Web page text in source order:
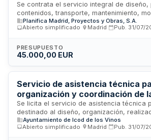
Comunidad de Madrid en la
Industrial Build 2026
Se contrata el servicio integral de diseño,
contenidos, transporte, mantenimiento,
del estand de la Comunidad de Madrid en
Industrial Build 2026, que tendrá lugar en
técnicos durante todas las fases del
planificación del diseño hasta la retirada
permanentemente.
Planifica Madrid, Proyectos y Obras, S.A.
Abierto simplificado
Madrid Pub. 31/07/
PRESUPUESTO
45.000,00 EUR
Servicio de asistencia técnica
organización y coordinación de
Europea de la Movilidad 2026 y
los Vinos
Se licita el servicio de asistencia técnica
destinado al diseño, organización,
y seguimiento de la Semana Europea de
los años 2026 y 2027 en el municipio de
Ayuntamiento de Icod de los Vinos
Abierto simplificado
Madrid Pub. 31/07/